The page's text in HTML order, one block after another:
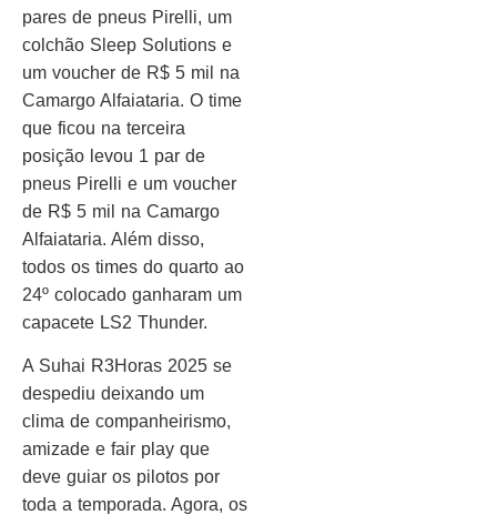
pares de pneus Pirelli, um
colchão Sleep Solutions e
um voucher de R$ 5 mil na
Camargo Alfaiataria. O time
que ficou na terceira
posição levou 1 par de
pneus Pirelli e um voucher
de R$ 5 mil na Camargo
Alfaiataria. Além disso,
todos os times do quarto ao
24º colocado ganharam um
capacete LS2 Thunder.
A Suhai R3Horas 2025 se
despediu deixando um
clima de companheirismo,
amizade e fair play que
deve guiar os pilotos por
toda a temporada. Agora, os